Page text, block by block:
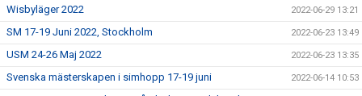
Wisbyläger 2022 2022-06-29 13:21
SM 17-19 Juni 2022, Stockholm 2022-06-23 13:49
USM 24-26 Maj 2022 2022-06-23 13:35
Svenska mästerskapen i simhopp 17-19 juni 2022-06-14 10:53